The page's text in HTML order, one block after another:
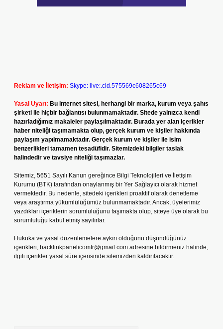
Reklam ve İletişim: Skype: live:.cid.575569c608265c69
Yasal Uyarı: Bu internet sitesi, herhangi bir marka, kurum veya şahıs
şirketi ile hiçbir bağlantısı bulunmamaktadır. Sitede yalnızca kendi
hazırladığımız makaleler paylaşılmaktadır. Burada yer alan içerikler
haber niteliği taşımamakta olup, gerçek kurum ve kişiler hakkında
paylaşım yapılmamaktadır. Gerçek kurum ve kişiler ile isim
benzerlikleri tamamen tesadüfidir. Sitemizdeki bilgiler taslak
halindedir ve tavsiye niteliği taşımazlar.
Sitemiz, 5651 Sayılı Kanun gereğince Bilgi Teknolojileri ve İletişim
Kurumu (BTK) tarafından onaylanmış bir Yer Sağlayıcı olarak hizmet
vermektedir. Bu nedenle, sitedeki içerikleri proaktif olarak denetleme
veya araştırma yükümlülüğümüz bulunmamaktadır. Ancak, üyelerimiz
yazdıkları içeriklerin sorumluluğunu taşımakta olup, siteye üye olarak bu
sorumluluğu kabul etmiş sayılırlar.
Hukuka ve yasal düzenlemelere aykırı olduğunu düşündüğünüz
içerikleri, backlinkpanelicomtr@gmail.com adresine bildirmeniz halinde,
ilgili içerikler yasal süre içerisinde sitemizden kaldırılacaktır.